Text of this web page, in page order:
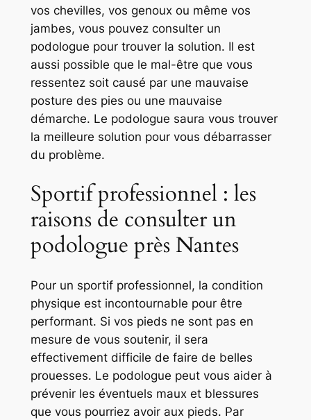
vos chevilles, vos genoux ou même vos
jambes, vous pouvez consulter un
podologue pour trouver la solution. Il est
aussi possible que le mal-être que vous
ressentez soit causé par une mauvaise
posture des pies ou une mauvaise
démarche. Le podologue saura vous trouver
la meilleure solution pour vous débarrasser
du problème.
Sportif professionnel : les
raisons de consulter un
podologue près Nantes
Pour un sportif professionnel, la condition
physique est incontournable pour être
performant. Si vos pieds ne sont pas en
mesure de vous soutenir, il sera
effectivement difficile de faire de belles
prouesses. Le podologue peut vous aider à
prévenir les éventuels maux et blessures
que vous pourriez avoir aux pieds. Par